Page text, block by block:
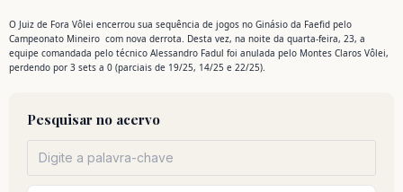
O Juiz de Fora Vôlei encerrou sua sequência de jogos no Ginásio da Faefid pelo
Campeonato Mineiro com nova derrota. Desta vez, na noite da quarta-feira, 23, a
equipe comandada pelo técnico Alessandro Fadul foi anulada pelo Montes Claros Vôlei,
perdendo por 3 sets a 0 (parciais de 19/25, 14/25 e 22/25).
Pesquisar no acervo